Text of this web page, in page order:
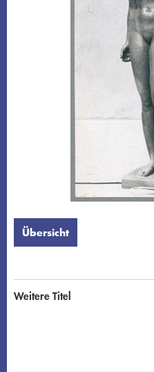
Übersicht
Weitere Titel